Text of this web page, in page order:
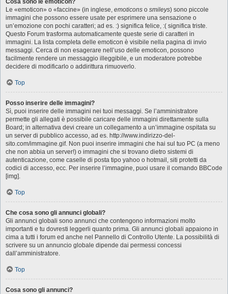
Cosa sono le emoticon?
Le «emoticon» o «faccine» (in inglese, emoticons o smileys) sono piccole
immagini che possono essere usate per esprimere una sensazione o
un’emozione con pochi caratteri; ad es. :) significa felice, :( significa triste.
Questo Forum trasforma automaticamente queste serie di caratteri in
immagini. La lista completa delle emoticon è visibile nella pagina di invio
messaggi. Cerca di non esagerare nell’uso delle emoticon, possono
facilmente rendere un messaggio illeggibile, e un moderatore potrebbe
decidere di modificarlo o addirittura rimuoverlo.
Top
Posso inserire delle immagini?
Sì, puoi inserire delle immagini nei tuoi messaggi. Se l’amministratore
permette gli allegati è possibile caricare delle immagini direttamente sulla
Board; in alternativa devi creare un collegamento a un’immagine ospitata su
un server di pubblico accesso, ad es. http://www.indirizzo-del-
sito.com/immagine.gif. Non puoi inserire immagini che hai sul tuo PC (a meno
che non abbia un server!) o immagini che si trovano dietro sistemi di
autenticazione, come caselle di posta tipo yahoo o hotmail, siti protetti da
codici di accesso, ecc. Per inserire l’immagine, puoi usare il comando BBCode
[img].
Top
Che cosa sono gli annunci globali?
Gli annunci globali sono annunci che contengono informazioni molto
importanti e tu dovresti leggerli quanto prima. Gli annunci globali appaiono in
cima a tutti i forum ed anche nel Pannello di Controllo Utente. La possibilità di
scrivere su un annuncio globale dipende dai permessi concessi
dall’amministratore.
Top
Cosa sono gli annunci?